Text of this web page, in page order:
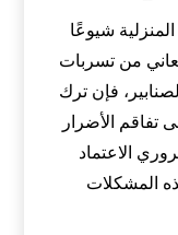
شيوعًا
من تسربات
فإن ترك
تفاقم الأضرار
الاعتماد
المشكلات